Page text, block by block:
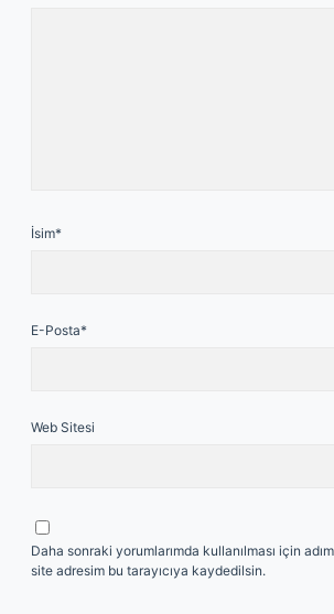
İsim*
E-Posta*
Web Sitesi
Daha sonraki yorumlarımda kullanılması için
site adresim bu tarayıcıya kaydedilsin.